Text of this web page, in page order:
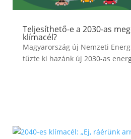
Teljesíthető-e a 2030-as
klímacél?
Magyarország új Nemzeti
tűzte ki hazánk új 2030-as